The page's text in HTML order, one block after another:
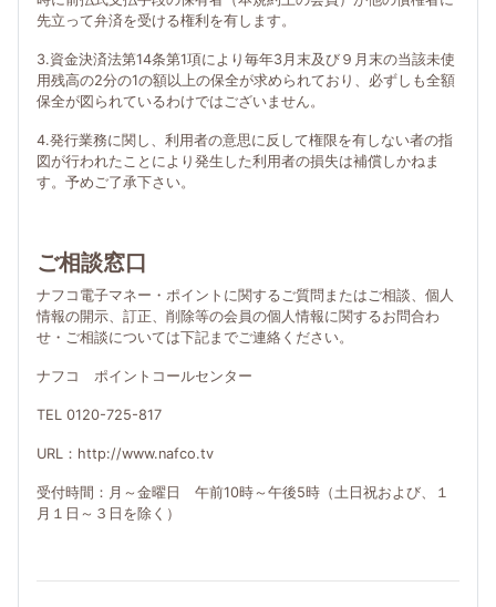
先立って弁済を受ける権利を有します。
3.資金決済法第14条第1項により毎年3月末及び９月末の当該未使
用残高の2分の1の額以上の保全が求められており、必ずしも全額
保全が図られているわけではございません。
4.発行業務に関し、利用者の意思に反して権限を有しない者の指
図が行われたことにより発生した利用者の損失は補償しかねま
す。予めご了承下さい。
ご相談窓口
ナフコ電子マネー・ポイントに関するご質問またはご相談、個人
情報の開示、訂正、削除等の会員の個人情報に関するお問合わ
せ・ご相談については下記までご連絡ください。
ナフコ ポイントコールセンター
TEL 0120-725-817
URL：http://www.nafco.tv
受付時間：月～金曜日 午前10時～午後5時（土日祝および、１
月１日～３日を除く）